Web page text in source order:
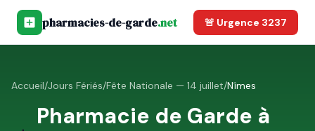
pharmacies-de-garde.net 🚨 Urgence 3237
Accueil/Jours Fériés/Fête Nationale — 14 juillet/Nîmes
Pharmacie de Garde à